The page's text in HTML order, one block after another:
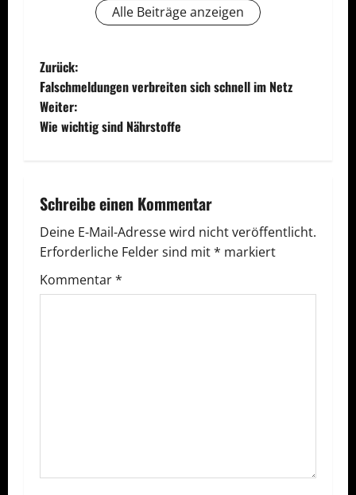
Alle Beiträge anzeigen
B
e
i
r
a
g
s
g
Zurück:
Falschmeldungen verbreiten sich schnell im Netz
Weiter:
Wie wichtig sind Nährstoffe
Schreibe einen Kommentar
Deine E-Mail-Adresse wird nicht veröffentlicht.
Erforderliche Felder sind mit* markiert
Kommentar*